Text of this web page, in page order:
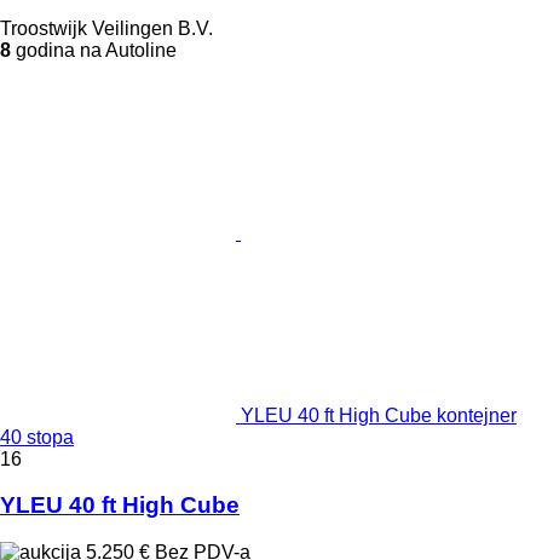
Troostwijk Veilingen B.V.
8 godina na Autoline
YLEU 40 ft High Cube kontejner
40 stopa
16
YLEU 40 ft High Cube
5.250 € Bez PDV-a